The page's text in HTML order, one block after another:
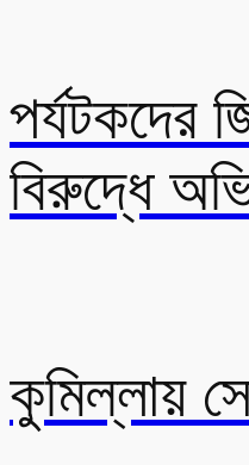
পর্যটকদের
বিরুদ্ধে
কুমিল্লায়